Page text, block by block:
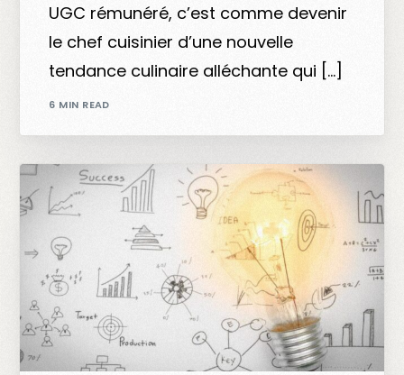
UGC rémunéré, c’est comme devenir
le chef cuisinier d’une nouvelle
tendance culinaire alléchante qui […]
6 MIN READ